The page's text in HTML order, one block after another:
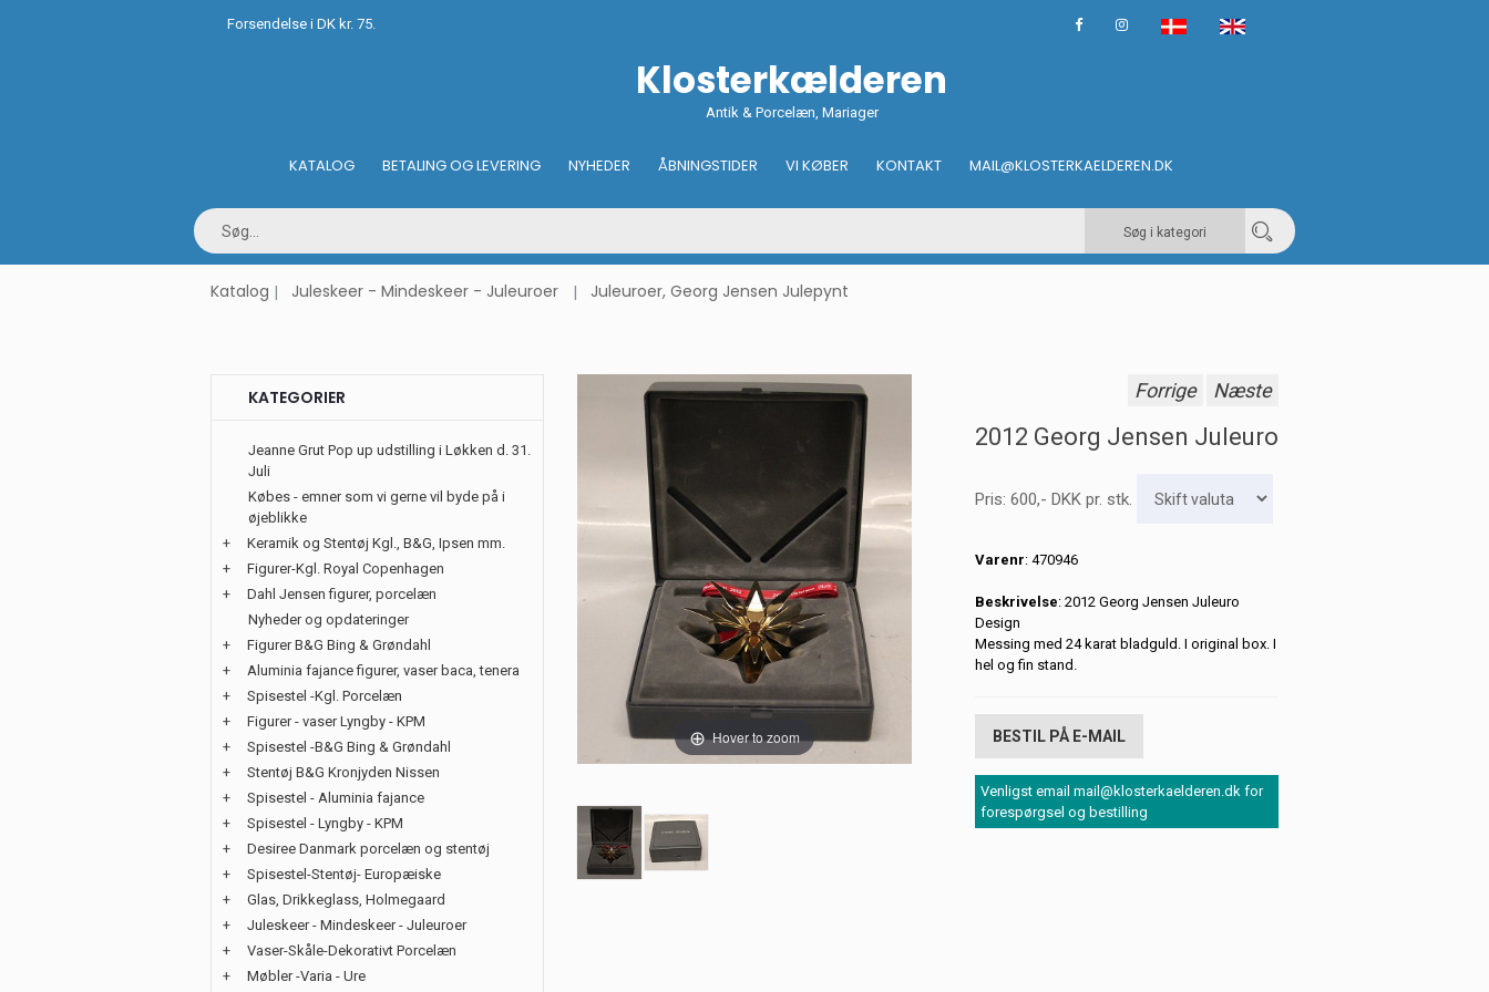
Forsendelse i DK kr. 75.
Klosterkælderen
Antik & Porcelæn, Mariager
KATALOG BETALING OG LEVERING NYHEDER ÅBNINGSTIDER VI KØBER KONTAKT MAIL@KLOSTERKAELDEREN.DK
Søg i kategori
Katalog Juleskeer - Mindeskeer - Juleuroer Juleuroer, Georg Jensen Julepynt
KATEGORIER
Jeanne Grut Pop up udstilling i Løkken d. 31.
Juli
Købes - emner som vi gerne vil byde på i
øjeblikke
+
Keramik og Stentøj Kgl., B&G, Ipsen mm.
+
Figurer-Kgl. Royal Copenhagen
+
Dahl Jensen figurer, porcelæn
Nyheder og opdateringer
+
Figurer B&G Bing & Grøndahl
+
Aluminia fajance figurer, vaser baca, tenera
+
Spisestel -Kgl. Porcelæn
+
Figurer - vaser Lyngby - KPM
+
Spisestel -B&G Bing & Grøndahl
+
Stentøj B&G Kronjyden Nissen
+
Spisestel - Aluminia fajance
+
Spisestel - Lyngby - KPM
+
Desiree Danmark porcelæn og stentøj
+
Spisestel-Stentøj- Europæiske
+
Glas, Drikkeglass, Holmegaard
+
Juleskeer - Mindeskeer - Juleuroer
+
Vaser-Skåle-Dekorativt Porcelæn
+
Møbler -Varia - Ure
Hover to zoom
Forrige Næste
2012 Georg Jensen Juleuro
Pris: 600,- DKKpr. stk.
Varenr: 470946
Beskrivelse: 2012 Georg Jensen Juleuro
Design
Messing med 24 karat bladguld. I original box. I
hel og fin stand.
BESTIL PÅ E-MAIL
Venligst email mail@klosterkaelderen.dk for
forespørgsel og bestilling